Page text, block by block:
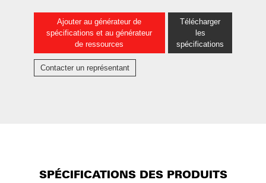
Ajouter au générateur de
spécifications et au générateur
de ressources
Télécharger
les
spécifications
Contacter un représentant
SPÉCIFICATIONS DES PRODUITS